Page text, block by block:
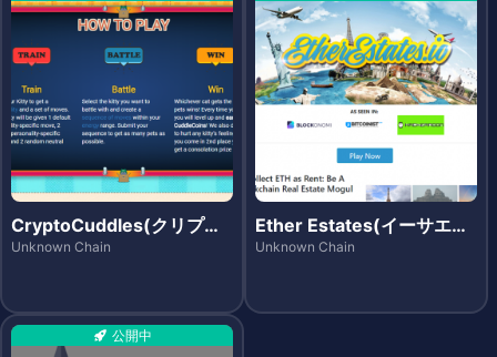
CryptoCuddles(クリプト
カドルズ)
Unknown Chain
Ether Estates(イーサエス
テーツ)
Unknown Chain
公開中